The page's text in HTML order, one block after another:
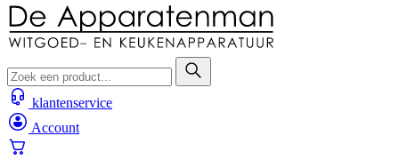
klantenservice
Account